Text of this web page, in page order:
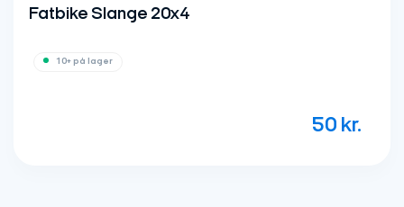
Fatbike Slange 20x4 m.
Punkteringsbeskyttelse
199kr.